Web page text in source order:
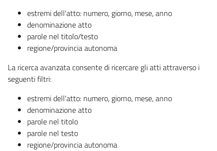
estremi dell'atto: numero, giorno, mese, anno
denominazione atto
parole nel titolo/testo
regione/provincia autonoma
La ricerca avanzata consente di ricercare gli atti attraverso i
seguenti filtri:
estremi dell'atto: numero, giorno, mese, anno
denominazione atto
parole nel titolo
parole nel testo
regione/provincia autonoma